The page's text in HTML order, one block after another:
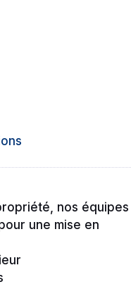
nos équipes
une mise en